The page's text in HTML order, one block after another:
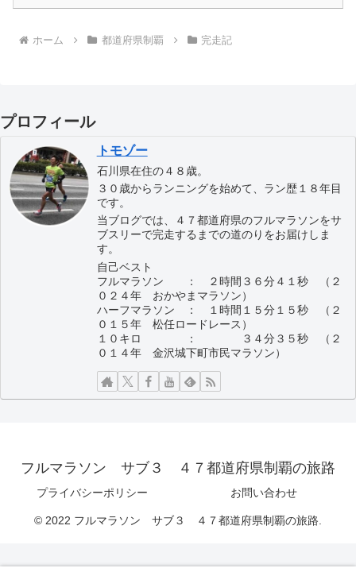
ホーム 都道府県制覇 完走記
プロフィール
トモゾー
石川県在住の４８歳。
３０歳からランニングを始めて、ラン歴１８年目
です。
当ブログでは、４７都道府県のフルマラソンをサ
ブスリーで完走するまでの道のりをお届けしま
す。
自己ベスト
フルマラソン ： ２時間３６分４１秒 （２
０２４年 おかやまマラソン）
ハーフマラソン ： １時間１５分１５秒 （２
０１５年 松任ロードレース）
１０キロ ： ３４分３５秒 （２
０１４年 金沢城下町市民マラソン）
フルマラソン サブ３ ４７都道府県制覇の旅路
プライバシーポリシー お問い合わせ
© 2022 フルマラソン サブ３ ４７都道府県制覇の旅路.